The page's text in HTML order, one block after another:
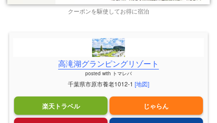
クーポンを駆使してお得に宿泊
高滝湖グランピングリゾート
posted with トマレバ
千葉県市原市養老1012-1 [地図]
楽天トラベル じゃらん